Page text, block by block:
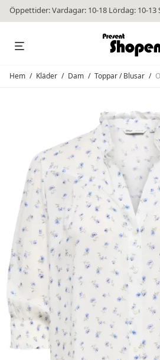
Öppettider: Vardagar: 10-18 Lördag: 10-13
Hem / Kläder / Dam / Toppar / Blusar /